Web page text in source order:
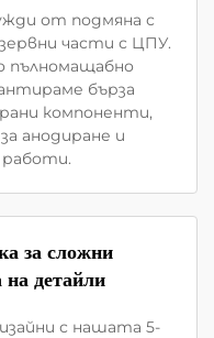
от подмяна с
части с ЦПУ.
бърза
компоненти,
анодиране и
за сложни
на детайли
с нашата 5-